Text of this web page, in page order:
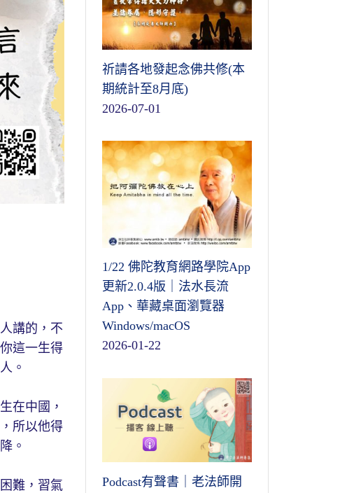
講的，不
這一生得
。
在中國，
所以他得
。
難，習氣
祈請各地發起念佛共修(本
期統計至8月底)
2026-07-01
1/22 佛陀教育網路學院App
更新2.0.4版｜法水長流
App、華藏桌面瀏覽器
Windows/macOS
2026-01-22
Podcast有聲書｜老法師開